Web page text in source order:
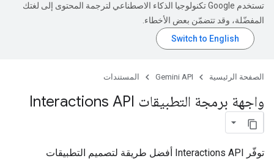
تستخدم Google تكنولوجيا الذكاء الاصطناعي لترجمة المحتوى إلى لغتك
المفضّلة، وقد تتضمّن بعض الأخطاء.
الصفحة الرئيسية Gemini API المستندات
واجهة برمجة التطبيقات Interactions API
توفّر Interactions API أفضل طريقة لتصميم التطبيقات